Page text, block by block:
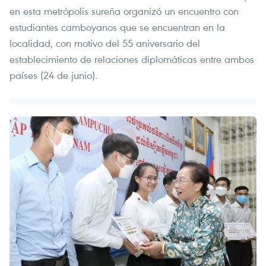
en esta metrópolis sureña organizó un encuentro con
estudiantes camboyanos que se encuentran en la
localidad, con motivo del 55 aniversario del
establecimiento de relaciones diplomáticas entre ambos
países (24 de junio).